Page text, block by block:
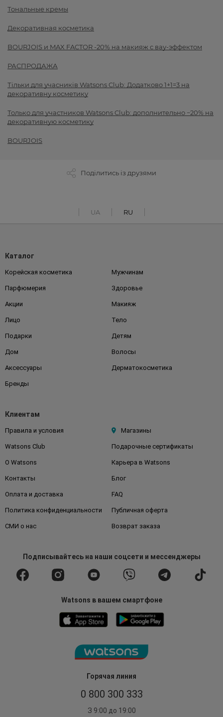
Тональные кремы
Декоративная косметика
BOURJOIS и MAX FACTOR -20% на макияж с вау-эффектом
РАСПРОДАЖА
Тільки для учасників Watsons Club: Додатково 1+1=3 на
декоративну косметику
Только для участников Watsons Club: дополнительно −20% на
декоративную косметику
BOURJOIS
Поділитись із друзями
UA RU
Горячая линия
0 800 300 333
З 9:00 до 19:00
Каталог
Корейская косметика Мужчинам
Парфюмерия Здоровье
Акции Макияж
Лицо Тело
Подарки Детям
Дом Волосы
Аксессуары Дерматокосметика
Бренды
Клиентам
Правила и условия Магазины
Watsons Club Подарочные сертификаты
О Watsons Карьера в Watsons
Контакты Блог
Оплата и доставка FAQ
Политика конфиденциальности Публичная оферта
СМИ о нас Возврат заказа
Подписывайтесьна наши соцсети и мессенджеры
Watsons в вашем смартфоне